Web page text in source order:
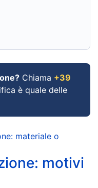
Chiama +39
è quale delle
materiale o
motivi